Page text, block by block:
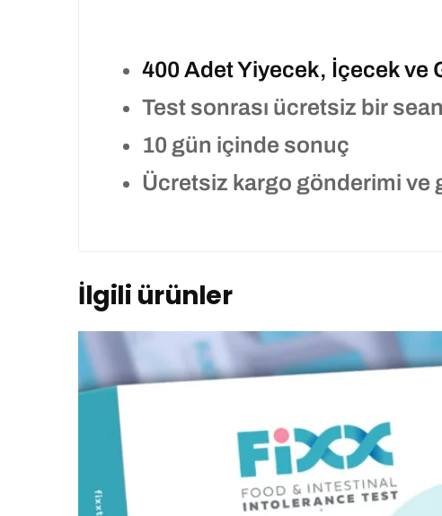
400 Adet Yiyecek, İçecek ve
Test sonrası ücretsiz bir
10 gün içinde sonuç
Ücretsiz kargo gönderimi ve
İlgili ürünler